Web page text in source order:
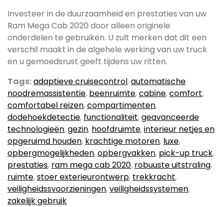
Investeer in de duurzaamheid en prestaties van uw
Ram Mega Cab 2020 door alleen originele
onderdelen te gebruiken. U zult merken dat dit een
verschil maakt in de algehele werking van uw truck
en u gemoedsrust geeft tijdens uw ritten.
Tags:adaptieve cruisecontrol,automatische
noodremassistentie, beenruimte,cabine,comfort,
comfortabel reizen,compartimenten,
dodehoekdetectie, functionaliteit,geavanceerde
technologieën,gezin, hoofdruimte,interieur netjes en
opgeruimd houden, krachtige motoren, luxe,
opbergmogelijkheden,opbergvakken, pick-up truck,
prestaties, ram mega cab 2020, robuuste uitstraling,
ruimte,stoer exterieurontwerp, trekkracht,
veiligheidssvoorzieningen,veiligheidssystemen,
zakelijk gebruik